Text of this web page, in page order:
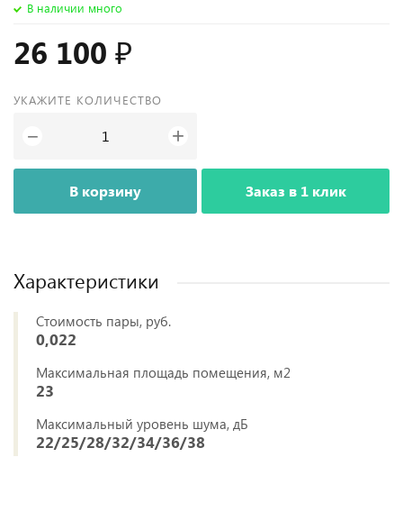
В наличии много
26 100 ₽
УКАЖИТЕ КОЛИЧЕСТВО
− +
В корзину Заказ в 1 клик
Характеристики
Стоимость пары, руб.
0,022
Максимальная площадь помещения, м2
23
Максимальный уровень шума, дБ
22/25/28/32/34/36/38